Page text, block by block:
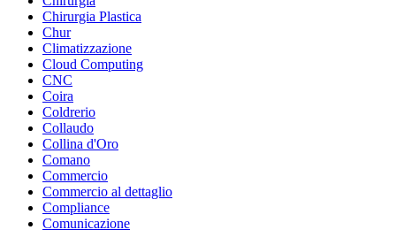
Chirurgia Plastica
Chur
Climatizzazione
Cloud Computing
CNC
Coira
Coldrerio
Collaudo
Collina d'Oro
Comano
Commercio
Commercio al dettaglio
Compliance
Comunicazione